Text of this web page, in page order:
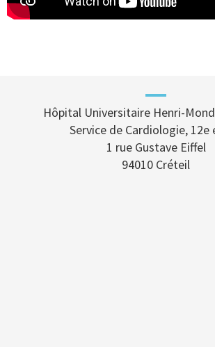
Hôpital Universitaire Henri-
Service de Cardiologie, 12e
1 rue Gustave Eiffel
94010 Créteil